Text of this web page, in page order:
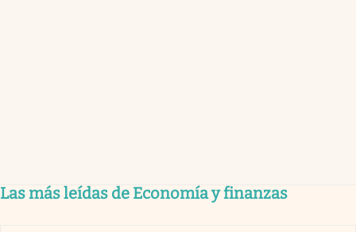
Las más leídas de Economía y finanzas